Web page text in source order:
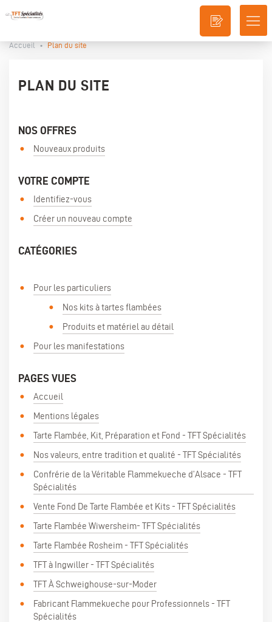
LA
Accueil • Plan du site
PLAN DU SITE
NOS OFFRES
Nouveaux produits
VOTRE COMPTE
Identifiez-vous
Créer un nouveau compte
CATÉGORIES
Pour les particuliers
Nos kits à tartes flambées
Produits et matériel au détail
Pour les manifestations
PAGES VUES
Accueil
Mentions légales
Tarte Flambée, Kit, Préparation et Fond - TFT Spécialités
Nos valeurs, entre tradition et qualité - TFT Spécialités
Confrérie de la Véritable Flammekueche d’Alsace - TFT
Spécialités
Vente Fond De Tarte Flambée et Kits - TFT Spécialités
Tarte Flambée Wiwersheim- TFT Spécialités
Tarte Flambée Rosheim - TFT Spécialités
TFT à Ingwiller - TFT Spécialités
TFT À Schweighouse-sur-Moder
Fabricant Flammekueche pour Professionnels - TFT
Spécialités